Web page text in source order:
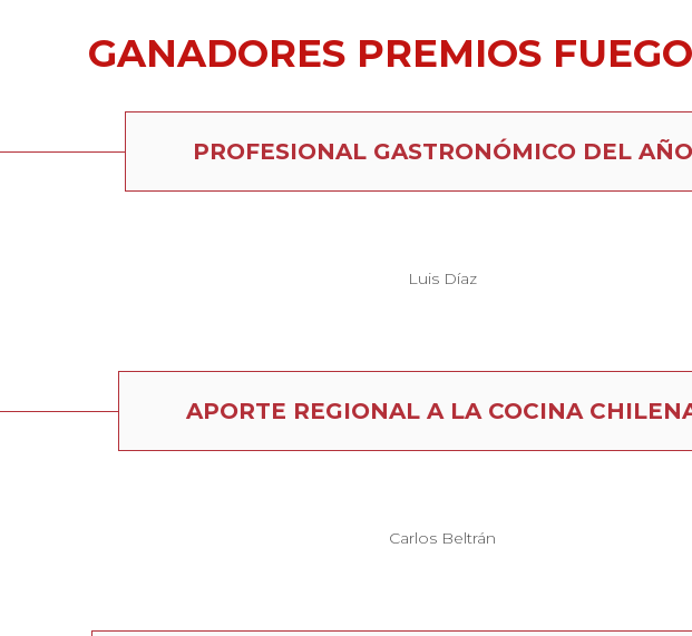
GANADORES PREMIOS
PROFESIONAL GASTRONÓMICO DEL AÑO
Luis Díaz
APORTE REGIONAL A LA COCINA
Carlos Beltrán